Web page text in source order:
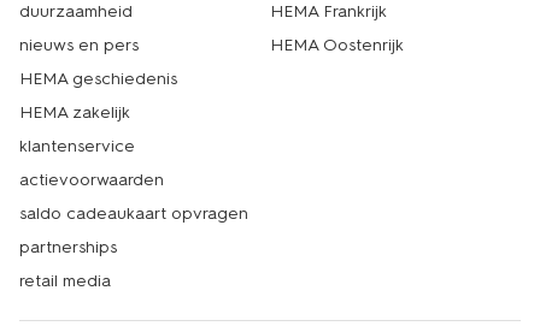
duurzaamheid
nieuws en pers
HEMA geschiedenis
HEMA zakelijk
klantenservice
actievoorwaarden
saldo cadeaukaart opvragen
partnerships
retail media
HEMA Frankrijk
HEMA Oostenrijk